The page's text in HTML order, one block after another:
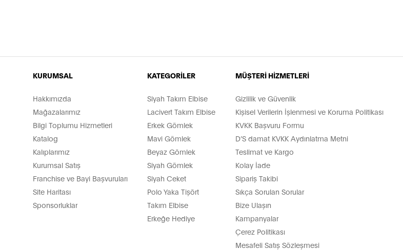
KURUMSAL
Hakkımızda
Mağazalarımız
Bilgi Toplumu Hizmetleri
Katalog
Kalıplarımız
Kurumsal Satış
Franchise ve Bayi Başvuruları
Site Haritası
Sponsorluklar
KATEGORİLER
Siyah Takım Elbise
Lacivert Takım Elbise
Erkek Gömlek
Mavi Gömlek
Beyaz Gömlek
Siyah Gömlek
Siyah Ceket
Polo Yaka Tişört
Takım Elbise
Erkeğe Hediye
MÜŞTERİ HİZMETLERİ
Gizlilik ve Güvenlik
Kişisel Verilerin İşlenmesi ve Koruma Politikası
KVKK Başvuru Formu
D’S damat KVKK Aydınlatma Metni
Teslimat ve Kargo
Kolay İade
Sipariş Takibi
Sıkça Sorulan Sorular
Bize Ulaşın
Kampanyalar
Çerez Politikası
Mesafeli Satış Sözleşmesi